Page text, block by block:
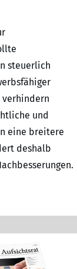
steuerlich
verhindern
und
eine breitere
deshalb